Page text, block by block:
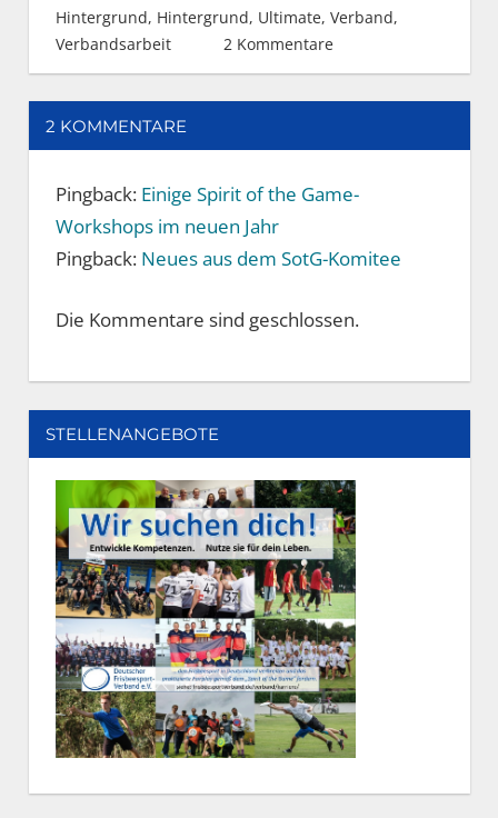
Hintergrund, Hintergrund, Ultimate, Verband,
Verbandsarbeit
2 Kommentare
2 KOMMENTARE
Pingback: Einige Spirit of the Game-
Workshops im neuen Jahr
Pingback: Neues aus dem SotG-Komitee
Die Kommentare sind geschlossen.
STELLENANGEBOTE